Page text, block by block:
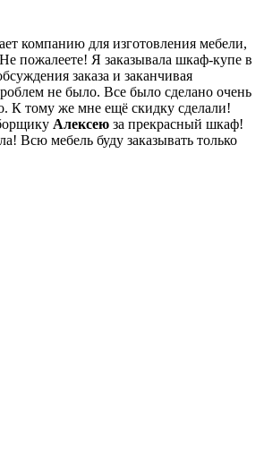
компанию для изготовления мебели,
пожалеете! Я заказывала шкаф-купе в
заказа и заканчивая
не было. Все было сделано очень
К тому же мне ещё скидку сделали!
Алексею за прекрасный шкаф!
Всю мебель буду заказывать только